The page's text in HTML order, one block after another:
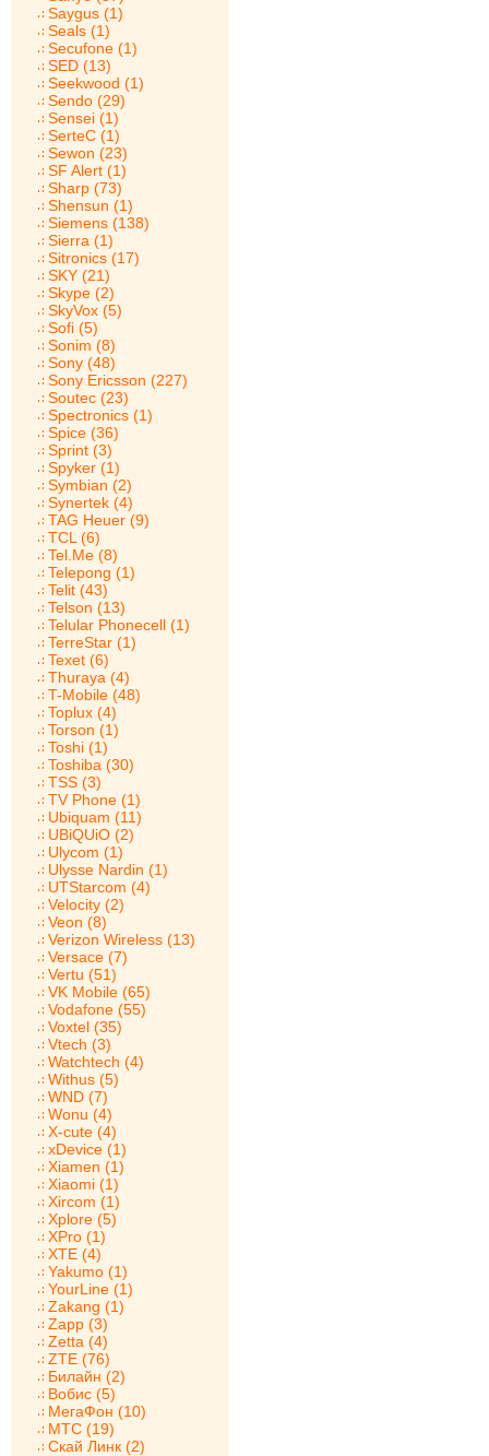
Saygus (1)
Seals (1)
Secufone (1)
SED (13)
Seekwood (1)
Sendo (29)
Sensei (1)
SerteC (1)
Sewon (23)
SF Alert (1)
Sharp (73)
Shensun (1)
Siemens (138)
Sierra (1)
Sitronics (17)
SKY (21)
Skype (2)
SkyVox (5)
Sofi (5)
Sonim (8)
Sony (48)
Sony Ericsson (227)
Soutec (23)
Spectronics (1)
Spice (36)
Sprint (3)
Spyker (1)
Symbian (2)
Synertek (4)
TAG Heuer (9)
TCL (6)
Tel.Me (8)
Telepong (1)
Telit (43)
Telson (13)
Telular Phonecell (1)
TerreStar (1)
Texet (6)
Thuraya (4)
T-Mobile (48)
Toplux (4)
Torson (1)
Toshi (1)
Toshiba (30)
TSS (3)
TV Phone (1)
Ubiquam (11)
UBiQUiO (2)
Ulycom (1)
Ulysse Nardin (1)
UTStarcom (4)
Velocity (2)
Veon (8)
Verizon Wireless (13)
Versace (7)
Vertu (51)
VK Mobile (65)
Vodafone (55)
Voxtel (35)
Vtech (3)
Watchtech (4)
Withus (5)
WND (7)
Wonu (4)
X-cute (4)
xDevice (1)
Xiamen (1)
Xiaomi (1)
Xircom (1)
Xplore (5)
XPro (1)
XTE (4)
Yakumo (1)
YourLine (1)
Zakang (1)
Zapp (3)
Zetta (4)
ZTE (76)
Билайн (2)
Вобис (5)
МегаФон (10)
МТС (19)
Скай Линк (2)